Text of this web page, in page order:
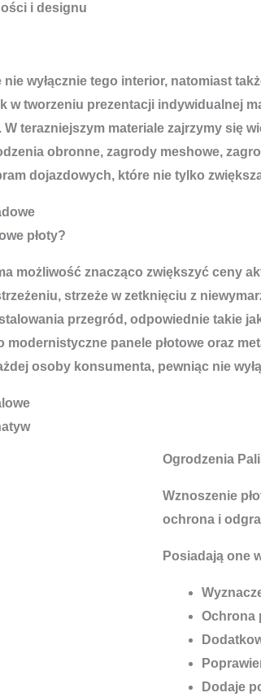
i designu
wyłącznie tego interior, natomiast
w tworzeniu prezentacji indywidualnej
terazniejszym materiale zajrzymy się
obronne, zagrody meshowe,
dojazdowych, które nie tylko
płoty?
możliwość znacząco zwiększyć ceny
strzeże w zetknięciu z
przegród, odpowiednie takie
panele płotowe oraz
osoby konsumenta, pewniąc nie
Ogrodzenia
Wznoszenie
ochrona i
Posiadają one
Ochrona
Dodaje